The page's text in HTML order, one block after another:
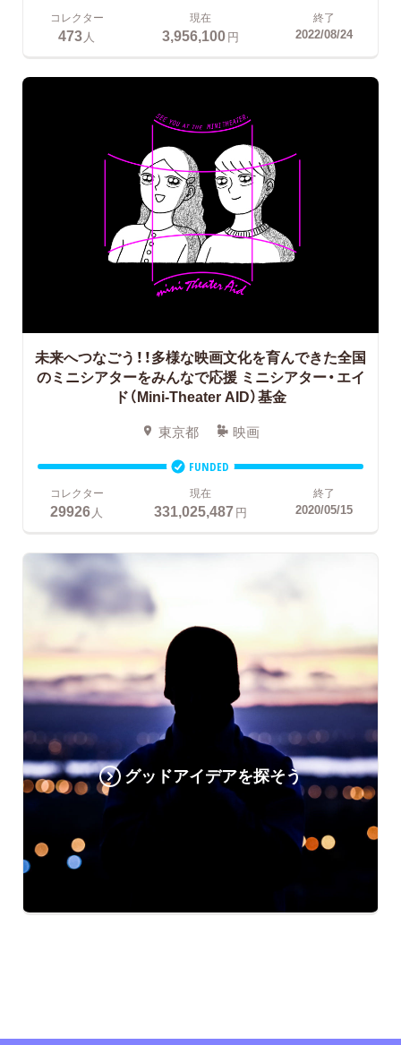
コレクター
473 人
現在
3,956,100円
終了
2022/08/24
未来へつなごう！！多様な映画文化を育んできた全国
のミニシアターをみんなで応援ミニシアター・エイ
ド（Mini-Theater AID）基金
東京都 映画
FUNDED
コレクター
29926人
現在
331,025,487円
終了
2020/05/15
グッドアイデアを探そう